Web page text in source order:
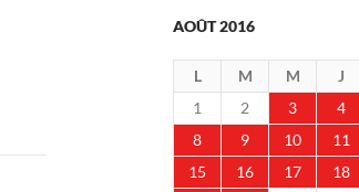
AOÛT 2016
L M M J
1
2 3 4
8
9 10 11
15
16 17 18